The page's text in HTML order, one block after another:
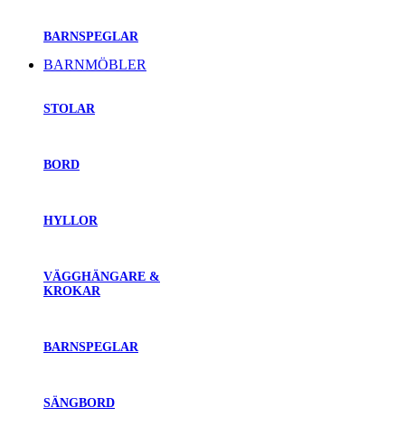
BARNSPEGLAR
BARNMÖBLER
STOLAR
BORD
HYLLOR
VÄGGHÄNGARE &
KROKAR
BARNSPEGLAR
SÄNGBORD